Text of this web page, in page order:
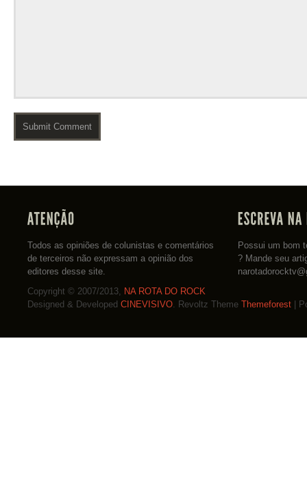
Todos as opiniões de colunistas e comentários
de terceiros não expressam a opinião dos
editores desse site.
Possui um bom
? Mande seu
Copyright © 2007/2013,
NA ROTA DO ROCK
Designed & Developed CINEVISIVO . Revoltz Theme Themeforest |